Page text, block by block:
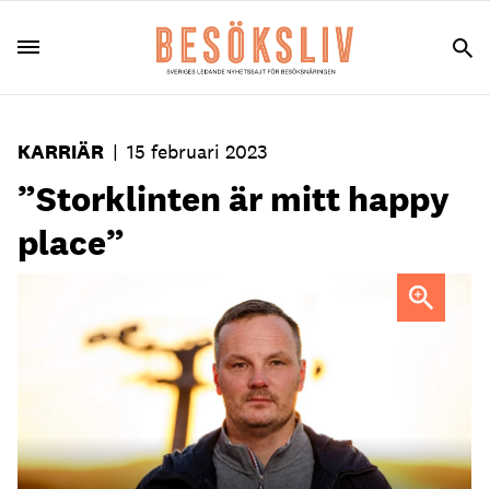
KARRIÄR | 15 februari 2023
”Storklinten är mitt happy
place”
Tommy Eliasson Winter, vd Storklinten.
Foto: Mats